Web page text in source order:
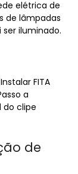
elétrica de
de lâmpadas
iluminado.
FITA
a
do clipe
de